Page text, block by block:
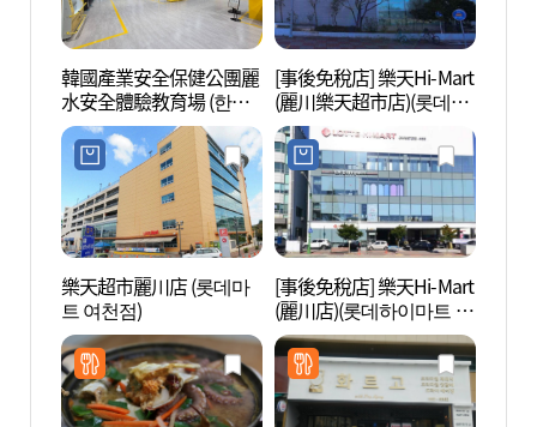
韓國產業安全保健公團麗
水安全體驗教育場 (한국
산업안전보건공단 여수
안전체험교육장)
[事後免稅店] 樂天Hi-Mart
(麗川樂天超市店)(롯데하
이마트 여천롯데마트점)
樂天超市麗川店 (롯데마
트 여천점)
[事後免稅店] 樂天Hi-Mart
(麗川店)(롯데하이마트 여
천점)